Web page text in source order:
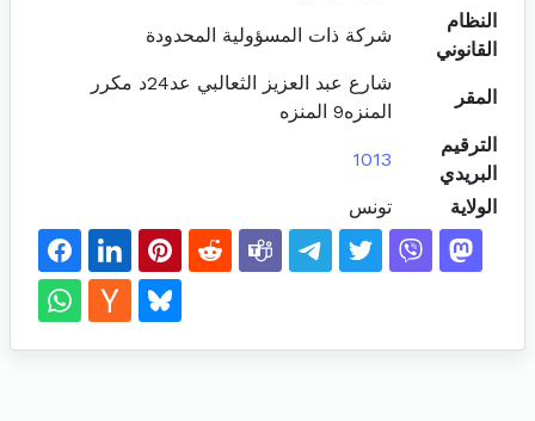
النظام
القانوني
شركة ذات المسؤولية المحدودة
المقر
شارع عبد العزيز الثعالبي عد24د مكرر
المنزه9 المنزه
الترقيم
البريدي
1013
الولاية تونس